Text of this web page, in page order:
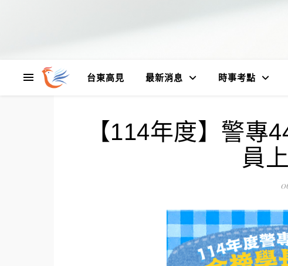
台東高見 最新消息 時事考點
【114年度】警專
員